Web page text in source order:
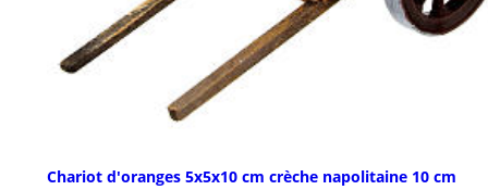
Chariot d'oranges 5x5x10 cm crèche napolitaine 10 cm